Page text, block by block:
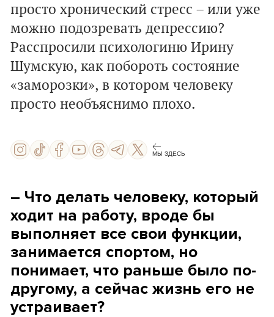
просто хронический стресс – или уже
можно подозревать депрессию?
Расспросили психологиню Ирину
Шумскую, как побороть состояние
«заморозки», в котором человеку
просто необъяснимо плохо.
МЫ ЗДЕСЬ
– Что делать человеку, который
ходит на работу, вроде бы
выполняет все свои функции,
занимается спортом, но
понимает, что раньше было по-
другому, а сейчас жизнь его не
устраивает?